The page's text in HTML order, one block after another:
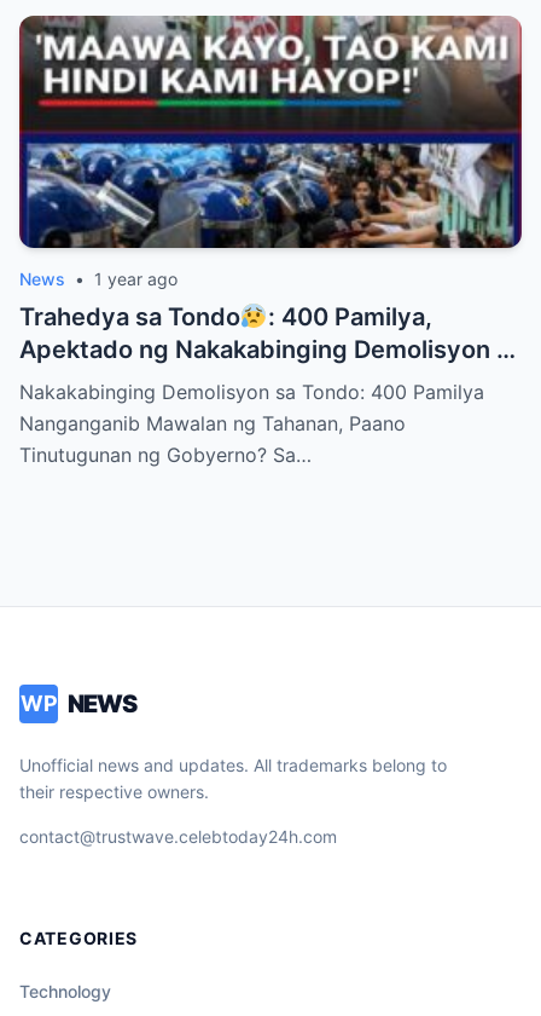
News • 1 year ago
Trahedya sa Tondo
: 400 Pamilya,
Apektado ng Nakakabinging Demolisyon —
Paano Sila Makakatakas?
Nakakabinging Demolisyon sa Tondo: 400 Pamilya
Nanganganib Mawalan ng Tahanan, Paano
Tinutugunan ng Gobyerno? Sa…
WP NEWS
Unofficial news and updates. All trademarks belong to
their respective owners.
contact@trustwave.celebtoday24h.com
CATEGORIES
Technology